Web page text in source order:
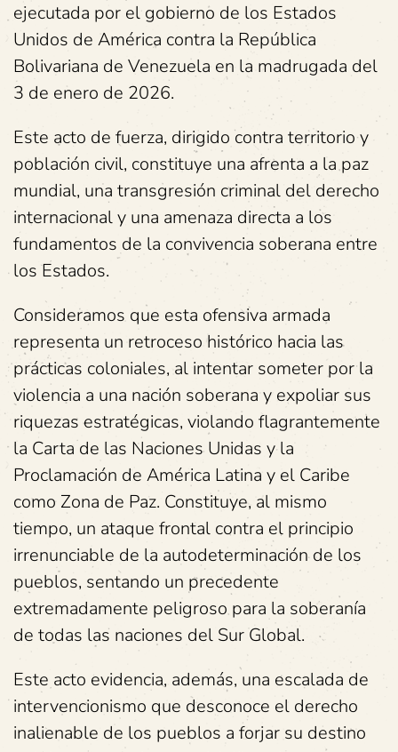
ejecutada por el gobierno de los Estados
Unidos de América contra la República
Bolivariana de Venezuela en la madrugada del
3 de enero de 2026.
Este acto de fuerza, dirigido contra territorio y
población civil, constituye una afrenta a la paz
mundial, una transgresión criminal del derecho
internacional y una amenaza directa a los
fundamentos de la convivencia soberana entre
los Estados.
Consideramos que esta ofensiva armada
representa un retroceso histórico hacia las
prácticas coloniales, al intentar someter por la
violencia a una nación soberana y expoliar sus
riquezas estratégicas, violando flagrantemente
la Carta de las Naciones Unidas y la
Proclamación de América Latina y el Caribe
como Zona de Paz. Constituye, al mismo
tiempo, un ataque frontal contra el principio
irrenunciable de la autodeterminación de los
pueblos, sentando un precedente
extremadamente peligroso para la soberanía
de todas las naciones del Sur Global.
Este acto evidencia, además, una escalada de
intervencionismo que desconoce el derecho
inalienable de los pueblos a forjar su destino